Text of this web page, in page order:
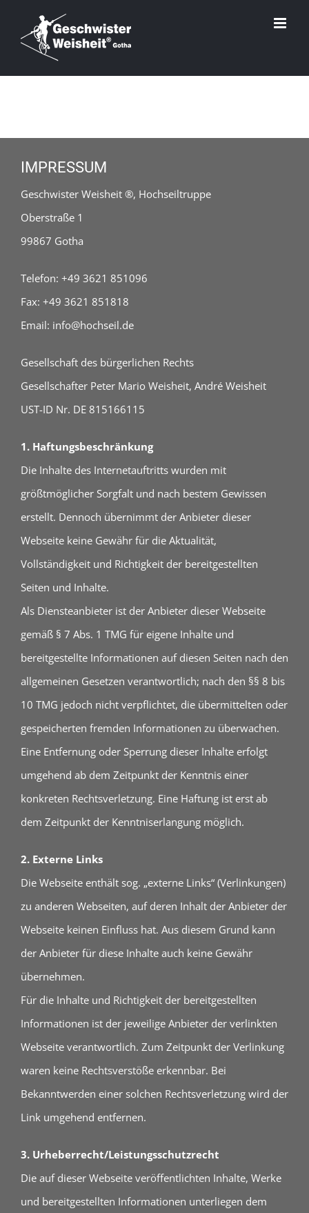
Inhalt
IMPRESSUM
Geschwister Weisheit ®, Hochseiltruppe
Oberstraße 1
99867 Gotha
Telefon: +49 3621 851096
Fax: +49 3621 851818
Email: info@hochseil.de
Gesellschaft des bürgerlichen Rechts
Gesellschafter Peter Mario Weisheit, André Weisheit
UST-ID Nr. DE 815166115
1. Haftungsbeschränkung
Die Inhalte des Internetauftritts wurden mit
größtmöglicher Sorgfalt und nach bestem Gewissen
erstellt. Dennoch übernimmt der Anbieter dieser
Webseite keine Gewähr für die Aktualität,
Vollständigkeit und Richtigkeit der bereitgestellten
Seiten und Inhalte.
Als Diensteanbieter ist der Anbieter dieser Webseite
gemäß § 7 Abs. 1 TMG für eigene Inhalte und
bereitgestellte Informationen auf diesen Seiten nach den
allgemeinen Gesetzen verantwortlich; nach den §§ 8 bis
10 TMG jedoch nicht verpflichtet, die übermittelten oder
gespeicherten fremden Informationen zu überwachen.
Eine Entfernung oder Sperrung dieser Inhalte erfolgt
umgehend ab dem Zeitpunkt der Kenntnis einer
konkreten Rechtsverletzung. Eine Haftung ist erst ab
dem Zeitpunkt der Kenntniserlangung möglich.
2. Externe Links
Die Webseite enthält sog. „externe Links“ (Verlinkungen)
zu anderen Webseiten, auf deren Inhalt der Anbieter der
Webseite keinen Einfluss hat. Aus diesem Grund kann
der Anbieter für diese Inhalte auch keine Gewähr
übernehmen.
Für die Inhalte und Richtigkeit der bereitgestellten
Informationen ist der jeweilige Anbieter der verlinkten
Webseite verantwortlich. Zum Zeitpunkt der Verlinkung
waren keine Rechtsverstöße erkennbar. Bei
Bekanntwerden einer solchen Rechtsverletzung wird der
Link umgehend entfernen.
3. Urheberrecht/Leistungsschutzrecht
Die auf dieser Webseite veröffentlichten Inhalte, Werke
und bereitgestellten Informationen unterliegen dem